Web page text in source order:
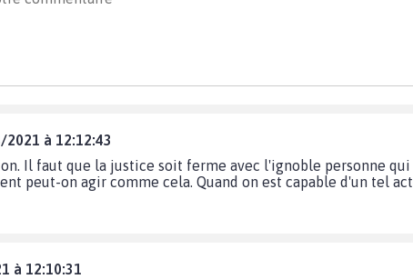
à 12:12:43
Il faut que la justice soit ferme avec l'ignoble personne qui
peut-on agir comme cela. Quand on est capable d'un tel
à 12:10:31